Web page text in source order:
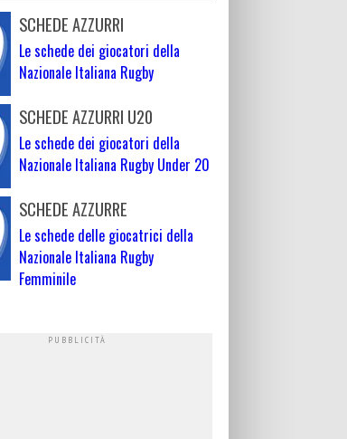
SCHEDE AZZURRI
Le schede dei giocatori della
Nazionale Italiana Rugby
SCHEDE AZZURRI U20
Le schede dei giocatori della
Nazionale Italiana Rugby Under 20
SCHEDE AZZURRE
Le schede delle giocatrici della
Nazionale Italiana Rugby
Femminile